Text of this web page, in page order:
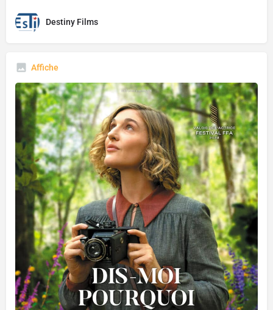
Destiny Films
Affiche